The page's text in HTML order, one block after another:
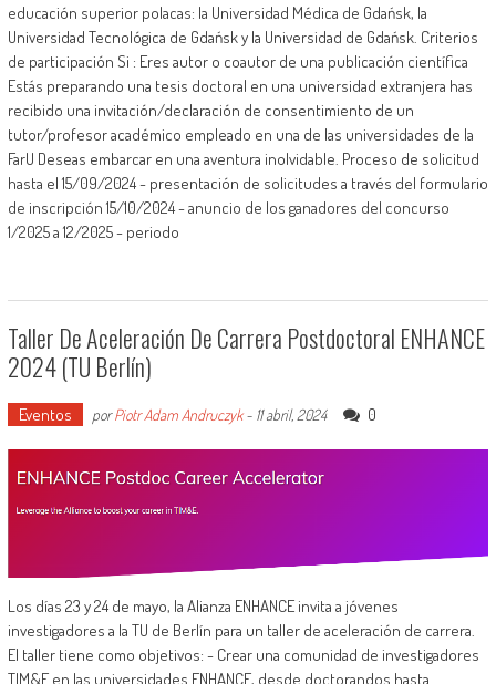
educación superior polacas: la Universidad Médica de Gdańsk, la
Universidad Tecnológica de Gdańsk y la Universidad de Gdańsk. Criterios
de participación Si : Eres autor o coautor de una publicación científica
Estás preparando una tesis doctoral en una universidad extranjera has
recibido una invitación/declaración de consentimiento de un
tutor/profesor académico empleado en una de las universidades de la
FarU Deseas embarcar en una aventura inolvidable. Proceso de solicitud
hasta el 15/09/2024 - presentación de solicitudes a través del formulario
de inscripción 15/10/2024 - anuncio de los ganadores del concurso
1/2025 a 12/2025 - periodo
Taller De Aceleración De Carrera Postdoctoral ENHANCE
2024 (TU Berlín)
Eventos porPiotr Adam Andruczyk- 11 abril, 2024 0
Los días 23 y 24 de mayo, la Alianza ENHANCE invita a jóvenes
investigadores a la TU de Berlín para un taller de aceleración de carrera.
El taller tiene como objetivos: - Crear una comunidad de investigadores
TIM&E en las universidades ENHANCE, desde doctorandos hasta